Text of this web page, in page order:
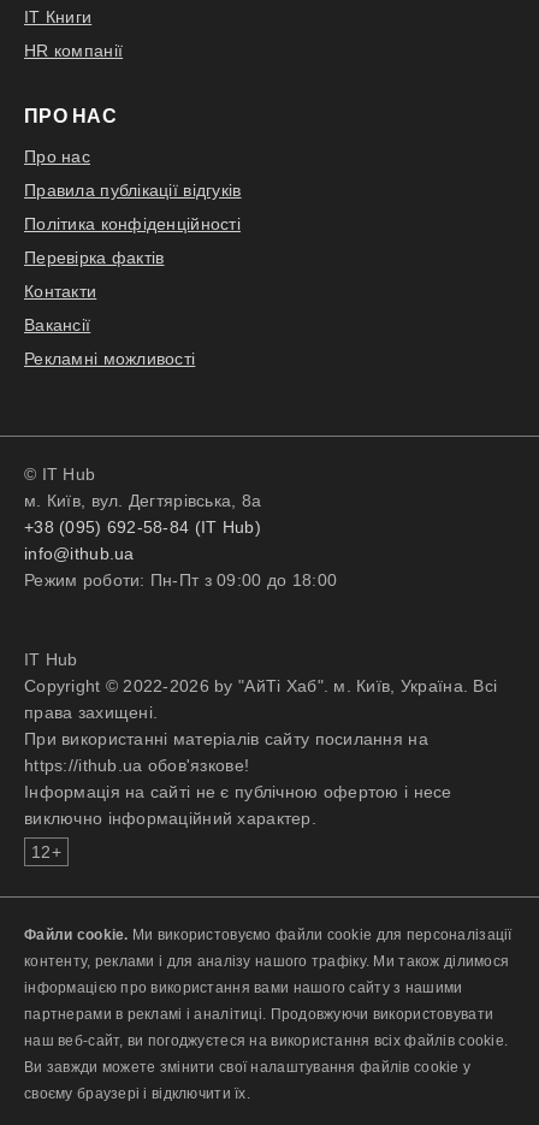
IT Книги
HR компанії
ПРО НАС
Про нас
Правила публікації відгуків
Політика конфіденційності
Перевірка фактів
Контакти
Вакансії
Рекламні можливості
© IT Hub
м. Київ, вул. Дегтярівська, 8а
+38 (095) 692-58-84 (IT Hub)
info@ithub.ua
Режим роботи: Пн-Пт з 09:00 до 18:00
IT Hub
Copyright © 2022-2026 by "АйТі Хаб". м. Київ, Україна. Всі
права захищені.
При використанні матеріалів сайту посилання на
https://ithub.ua обов'язкове!
Інформація на сайті не є публічною офертою і несе
виключно інформаційний характер.
12+
Файли cookie. Ми використовуємо файли cookie для персоналізації
контенту, реклами і для аналізу нашого трафіку. Ми також ділимося
інформацією про використання вами нашого сайту з нашими
партнерами в рекламі і аналітиці. Продовжуючи використовувати
наш веб-сайт, ви погоджуєтеся на використання всіх файлів cookie.
Ви завжди можете змінити свої налаштування файлів cookie у
своєму браузері і відключити їх.